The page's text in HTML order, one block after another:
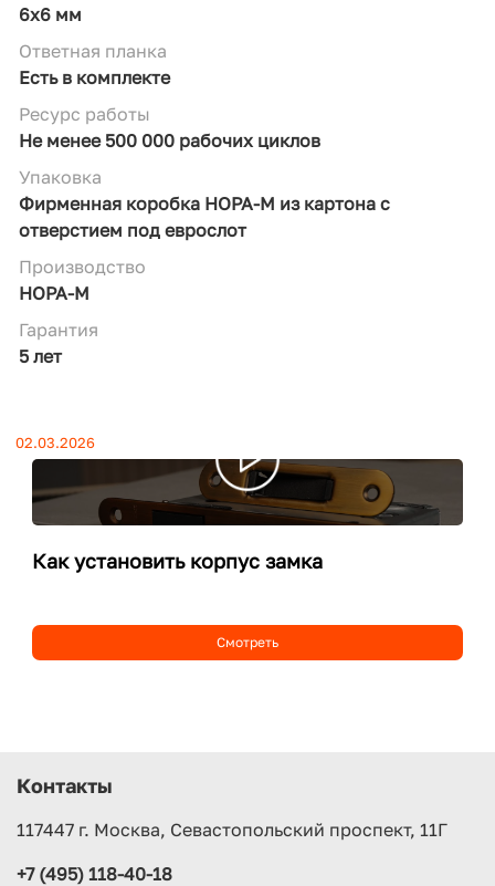
6х6 мм
Ответная планка
Есть в комплекте
Ресурс работы
Не менее 500 000 рабочих циклов
Упаковка
Фирменная коробка НОРА-М из картона с
отверстием под еврослот
Производство
НОРА-М
Гарантия
5 лет
02.03.2026
Как установить корпус замка
Смотреть
Контакты
117447 г. Москва, Севастопольский проспект, 11Г
+7 (495) 118‑40‑18